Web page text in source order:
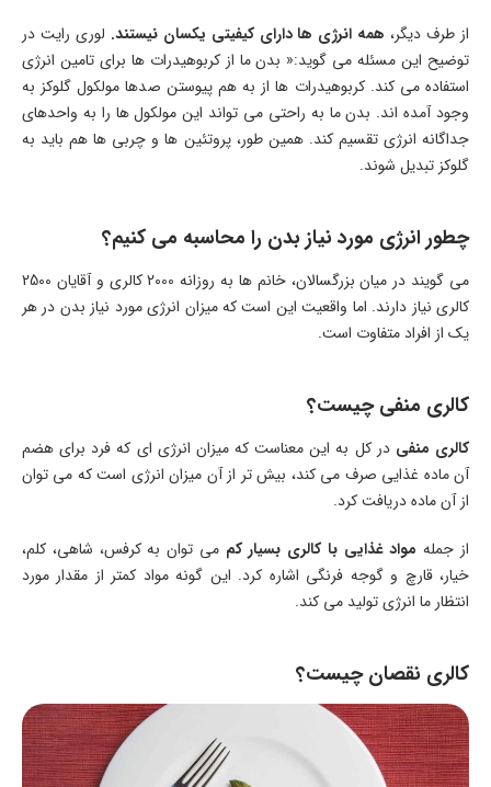
از طرف دیگر، همه انرژی ها دارای کیفیتی یکسان نیستند. لوری رایت در
توضیح این مسئله می گوید:« بدن ما از کربوهیدرات ها برای تامین انرژی
استفاده می کند. کربوهیدرات ها از به هم پیوستن صدها مولکول گلوکز به
وجود آمده اند. بدن ما به راحتی می تواند این مولکول ها را به واحدهای
جداگانه انرژی تقسیم کند. همین طور، پروتئین ها و چربی ها هم باید به
گلوکز تبدیل شوند.
چطور انرژی مورد نیاز بدن را محاسبه می کنیم؟
می گویند در میان بزرگسالان، خانم ها به روزانه 2000 کالری و آقایان 2500
کالری نیاز دارند. اما واقعیت این است که میزان انرژی مورد نیاز بدن در هر
یک از افراد متفاوت است.
کالری منفی چیست؟
کالری منفی در کل به این معناست که میزان انرژی ای که فرد برای هضم
آن ماده غذایی صرف می کند، بیش تر از آن میزان انرژی است که می توان
از آن ماده دریافت کرد.
از جمله مواد غذایی با کالری بسیار کم می توان به کرفس، شاهی، کلم،
خیار، قارچ و گوجه فرنگی اشاره کرد. این گونه مواد کمتر از مقدار مورد
انتظار ما انرژی تولید می کند.
کالری نقصان چیست؟